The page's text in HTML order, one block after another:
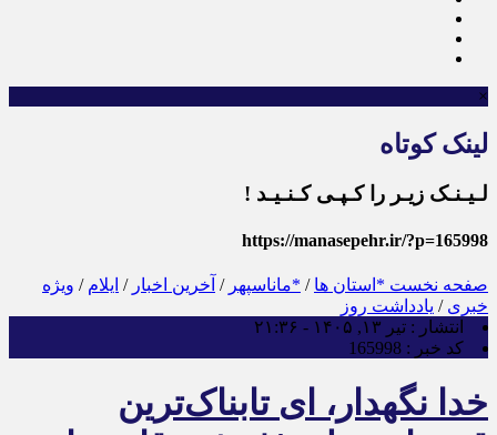
×
لینک کوتاه
لـیـنـک زیـر را کـپـی کـنـیـد !
https://manasepehr.ir/?p=165998
صفحه نخست *استان ها / *ماناسپهر / آخرین اخبار / ایلام / ویژه
خبری / یادداشت روز
انتشار : تیر ۱۳, ۱۴۰۵ - ۲۱:۳۶
کد خبر : 165998
خدا نگهدار، ای تابناک‌ترین